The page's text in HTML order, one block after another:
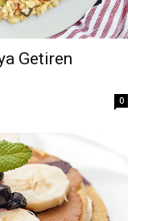
Getiren
0